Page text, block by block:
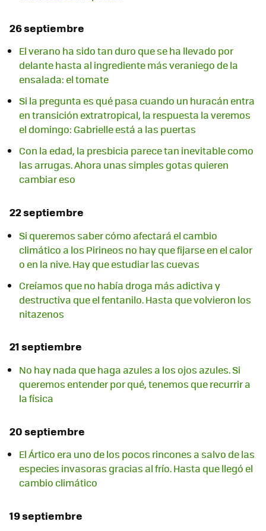
26 septiembre
El verano ha sido tan duro que se ha llevado por
delante hasta al ingrediente más veraniego de la
ensalada: el tomate
Si la pregunta es qué pasa cuando un huracán entra
en transición extratropical, la respuesta la veremos
el domingo: Gabrielle está a las puertas
Con la edad, la presbicia parece tan inevitable como
las arrugas. Ahora unas simples gotas quieren
cambiar eso
22 septiembre
Si queremos saber cómo afectará el cambio
climático a los Pirineos no hay que fijarse en el calor
o en la nive. Hay que estudiar las cuevas
Creíamos que no había droga más adictiva y
destructiva que el fentanilo. Hasta que volvieron los
nitazenos
21 septiembre
No hay nada que haga azules a los ojos azules. Si
queremos entender por qué, tenemos que recurrir a
la física
20 septiembre
El Ártico era uno de los pocos rincones a salvo de las
especies invasoras gracias al frío. Hasta que llegó el
cambio climático
19 septiembre